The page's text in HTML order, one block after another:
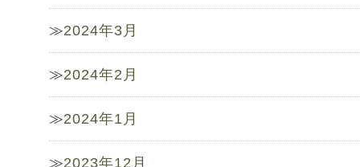
2024年3月
2024年2月
2024年1月
2023年12月